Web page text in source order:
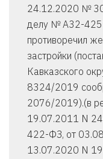
24.12.2020 №
делу № А32-
противоречил
застройки
Кавказского
8324/2019
2076/2019).(в
19.07.2011 N
422-ФЗ, от
13.07.2020 N